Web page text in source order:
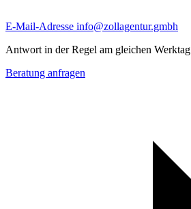
E-Mail-Adresse info@zollagentur.gmbh
Antwort in der Regel am gleichen Werktag
Beratung anfragen